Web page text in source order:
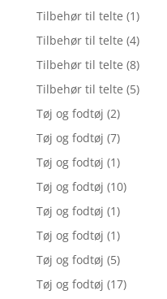
Tilbehør til telte (1)
Tilbehør til telte (4)
Tilbehør til telte (8)
Tilbehør til telte (5)
Tøj og fodtøj (2)
Tøj og fodtøj (7)
Tøj og fodtøj (1)
Tøj og fodtøj (10)
Tøj og fodtøj (1)
Tøj og fodtøj (1)
Tøj og fodtøj (5)
Tøj og fodtøj (17)